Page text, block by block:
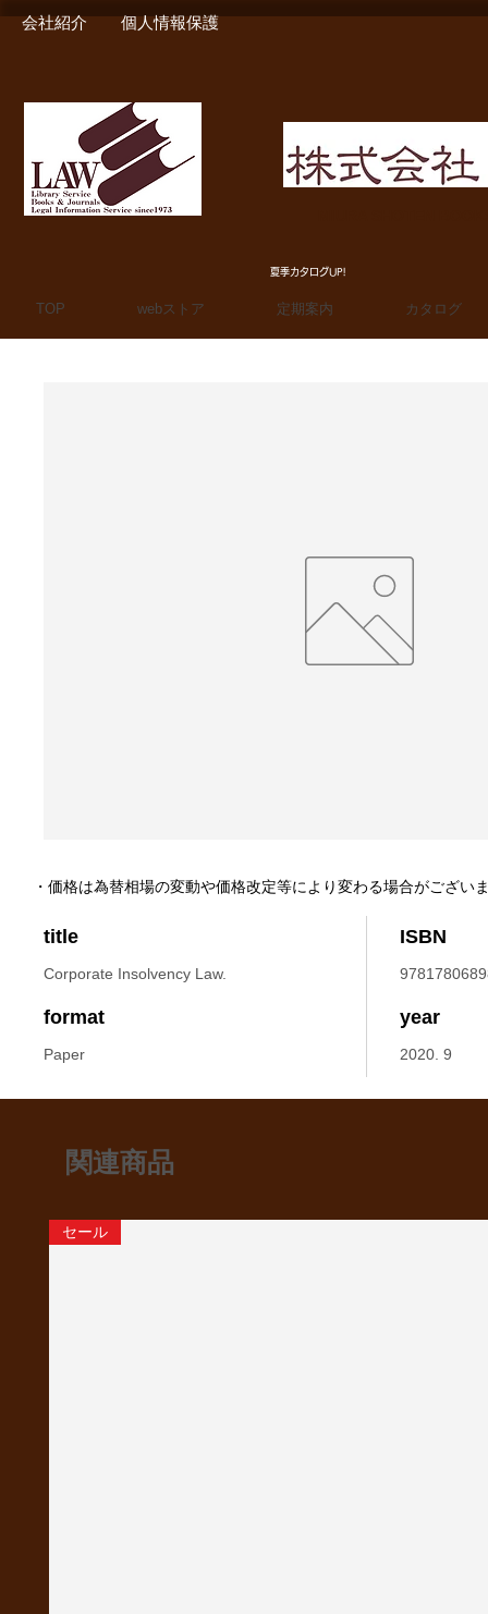
会社紹介 個人情報保護
夏季カタログUP!
TOP webストア 定期案内 カタログ
title
Corporate Insolvency Law.
ISBN
format
Paper
year
2020. 9
・価格は為替相場の変動や価格改定等により変わる場合がござい
関連商品
セール